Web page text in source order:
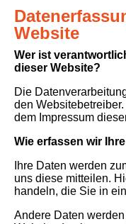
Website
Wer ist
dieser Website?
Die
den
dem Impressum
Wie erfassen wir
Ihre Daten werden
uns diese mitteilen.
handeln, die Sie in
Andere Daten